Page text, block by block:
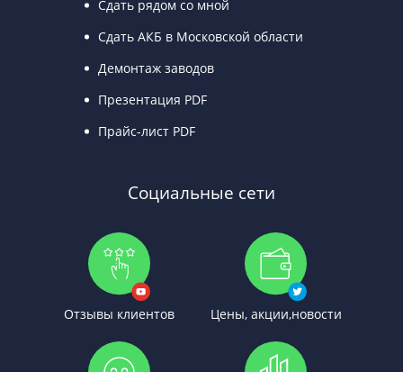
Сдать рядом со мной
Сдать АКБ в Московской области
Демонтаж заводов
Презентация PDF
Прайс-лист PDF
Социальные сети
Отзывы клиентов Цены, акции,новости